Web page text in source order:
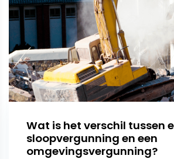
Wat is het verschil tussen
sloopvergunning en een
omgevingsvergunning?